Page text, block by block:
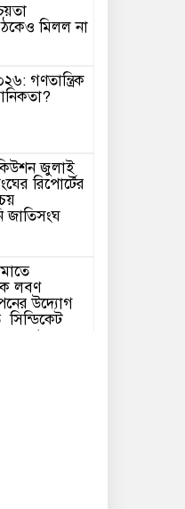
মিলল না
গণতান্ত্রিক
জুলাই
রিপোর্টের
জাতিসংঘ
লবণ
উদ্যোগ
ন্যায্যমূল্য